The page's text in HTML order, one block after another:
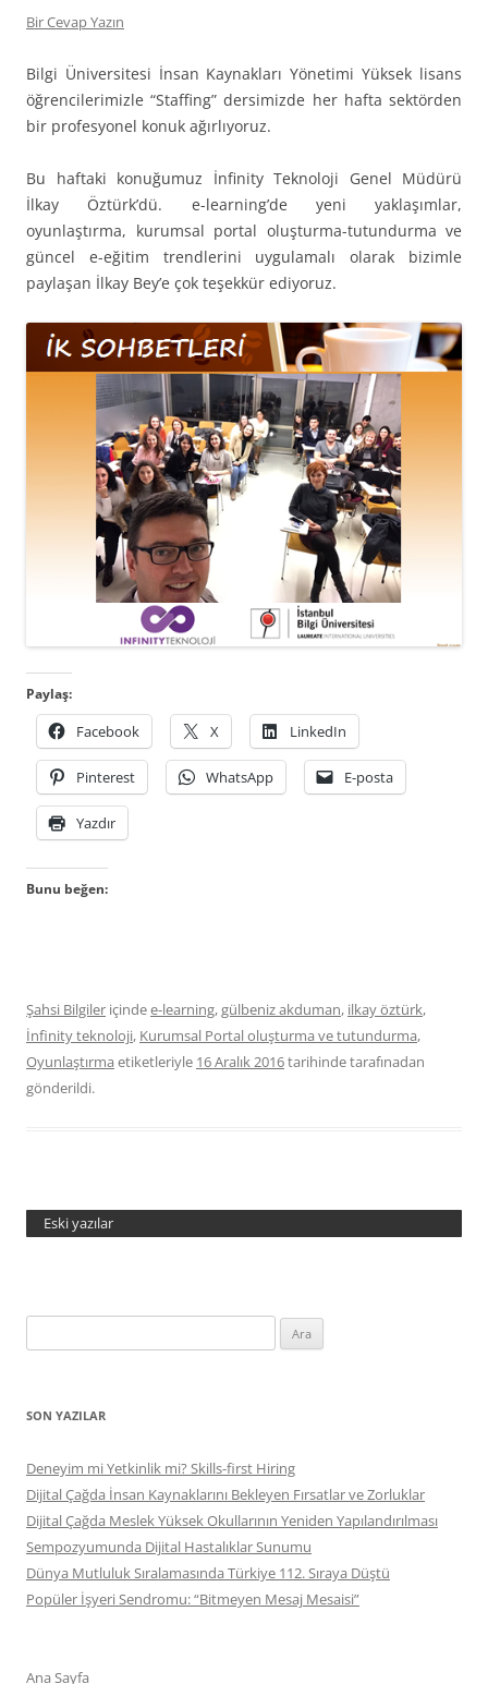
Bir Cevap Yazın
Bilgi Üniversitesi İnsan Kaynakları Yönetimi Yüksek lisans
öğrencilerimizle “Staffing” dersimizde her hafta sektörden
bir profesyonel konuk ağırlıyoruz.
Bu haftaki konuğumuz İnfinity Teknoloji Genel Müdürü
İlkay Öztürk’dü. e-learning’de yeni yaklaşımlar,
oyunlaştırma, kurumsal portal oluşturma-tutundurma ve
güncel e-eğitim trendlerini uygulamalı olarak bizimle
paylaşan İlkay Bey’e çok teşekkür ediyoruz.
Paylaş:
Facebook X LinkedIn
Pinterest WhatsApp E-posta
Yazdır
Bunu beğen:
Şahsi Bilgiler içindee-learning,gülbeniz akduman, ilkay öztürk,
İnfinity teknoloji, Kurumsal Portal oluşturma ve tutundurma,
Oyunlaştırma etiketleriyle 16 Aralık 2016tarihindetarafınadan
gönderildi.
Eski yazılar
SON YAZILAR
Deneyim mi Yetkinlik mi? Skills-first Hiring
Dijital Çağda İnsan Kaynaklarını Bekleyen Fırsatlar ve Zorluklar
Dijital Çağda Meslek Yüksek Okullarının Yeniden Yapılandırılması
Sempozyumunda Dijital Hastalıklar Sunumu
Dünya Mutluluk Sıralamasında Türkiye 112. Sıraya Düştü
Popüler İşyeri Sendromu: “Bitmeyen Mesaj Mesaisi”
Ana Sayfa